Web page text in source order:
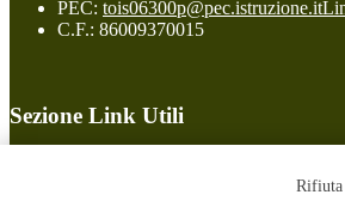
PEC: tois06300p@pec.istruzione.it
C.F.: 86009370015
Sezione Link Utili
Rifiuta